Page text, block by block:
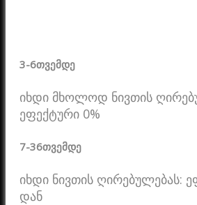
3-6თვემდე
იხდი მხოლოდ ნივთის
ეფექტური 0%
7-36თვემდე
იხდი ნივთის ღირებულებას:
დან